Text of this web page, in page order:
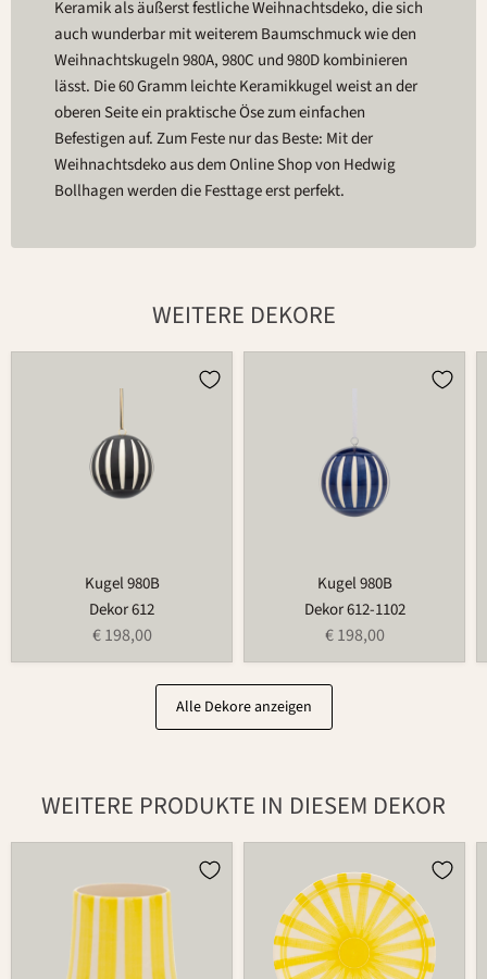
Keramik als äußerst festliche Weihnachtsdeko, die sich
auch wunderbar mit weiterem Baumschmuck wie den
Weihnachtskugeln 980A, 980C und 980D kombinieren
lässt. Die 60 Gramm leichte Keramikkugel weist an der
oberen Seite ein praktische Öse zum einfachen
Befestigen auf. Zum Feste nur das Beste: Mit der
Weihnachtsdeko aus dem Online Shop von Hedwig
Bollhagen werden die Festtage erst perfekt.
WEITERE DEKORE
Kugel 980B
Dekor 612
€ 198,00
Kugel 980B
Dekor 612-1102
€ 198,00
Alle Dekore anzeigen
WEITERE PRODUKTE IN DIESEM DEKOR